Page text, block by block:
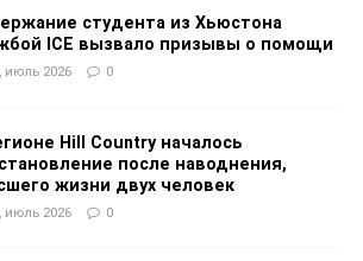
студента из Хьюстона
ICE вызвало призывы о помощи
июль 2026 0
Hill Country началось
после наводнения,
жизни двух человек
июль 2026 0